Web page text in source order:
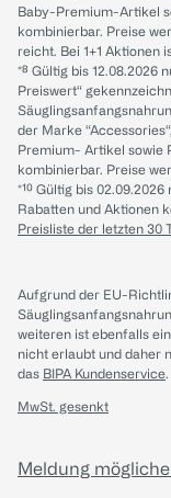
Baby-Premium-Artikel
kombinierbar. Preise
reicht. Bei 1+1 Aktionen
*⁸ Gültig bis 12.08.2026
Preiswert“
der Marke
Premium- Artikel sowie
kombinierbar. Preise
*¹⁰ Gültig bis
Rabatten und Aktionen
Preisliste der letzten 30
Aufgrund der EU-
weiteren ist ebenfalls
nicht erlaubt und daher
das BIPA Kundenservice.
MwSt. gesenkt
Meldung